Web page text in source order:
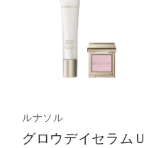
ルナソル
グロウデイセラムＵ